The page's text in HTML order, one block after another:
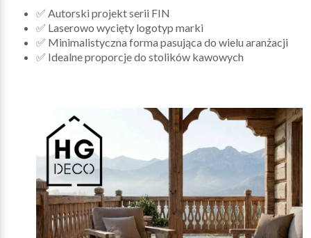
✅ Autorski projekt serii FIN
✅ Laserowo wycięty logotyp marki
✅ Minimalistyczna forma pasująca do wielu aranżacji
✅ Idealne proporcje do stolików kawowych